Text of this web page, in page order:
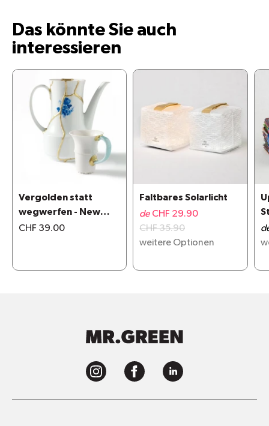
Das könnte Sie auch
interessieren
Vergolden statt
wegwerfen - New
Kintsugi repair kit
CHF 39.00
Faltbares Solarlicht
de CHF 29.90
CHF 35.90
weitere Optionen